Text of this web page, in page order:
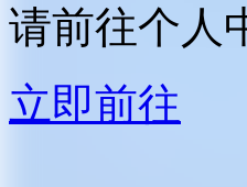
请前往个人
立即前往